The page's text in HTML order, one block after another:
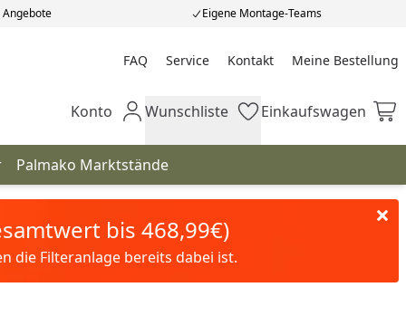
Eigene Montage-Teams
FAQ Service Kontakt Meine Bestellung
Meine Bestellung
Mein Konto
Konto Wunschliste
Wunschliste Einkaufswagen
Einkaufswagen
Palmako Marktstände
bis 468,99€)
die Filteranlage bereits dabei ist.